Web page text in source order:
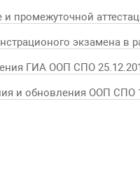
промежуточной
экзамена в
ГИА ООП СПО
и обновления ООП СПО